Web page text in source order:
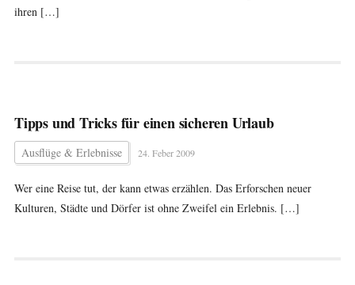
ihren […]
Tipps und Tricks für einen sicheren Urlaub
Ausflüge & Erlebnisse 24. Feber 2009
Wer eine Reise tut, der kann etwas erzählen. Das Erforschen neuer
Kulturen, Städte und Dörfer ist ohne Zweifel ein Erlebnis. […]